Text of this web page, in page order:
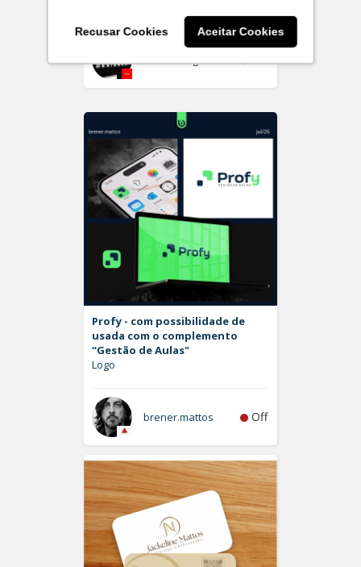
Recusar Cookies Aceitar Cookies
snetodesigner Off
Profy - com possibilidade de
usada com o complemento
“Gestão de Aulas"
Logo
brener.mattos Off